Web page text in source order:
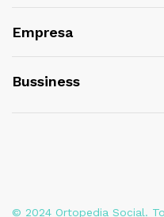
Empresa
Bussiness
© 2024 Ortopedia Social.